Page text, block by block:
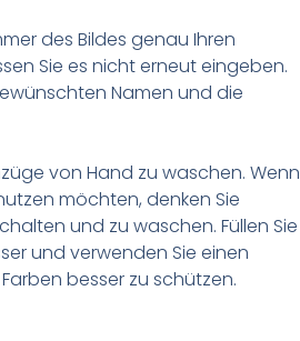
des Bildes genau Ihren
Sie es nicht erneut eingeben.
Namen und die
von Hand zu waschen. Wenn
möchten, denken Sie
und zu waschen. Füllen Sie
und verwenden Sie einen
besser zu schützen.